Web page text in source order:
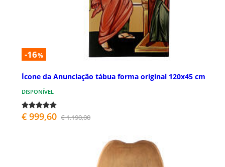
-16%
Ícone da Anunciação tábua forma original 120x45 cm
DISPONÍVEL
€ 999,60 € 1.190,00